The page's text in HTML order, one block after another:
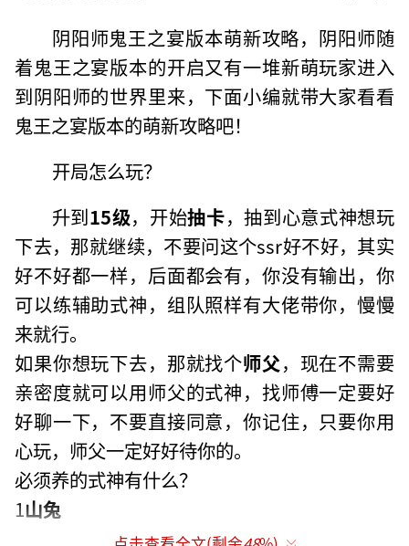
阴阳师鬼王之宴版本萌新攻略，阴阳师随
着鬼王之宴版本的开启又有一堆新萌玩家进入
到阴阳师的世界里来，下面小编就带大家看看
鬼王之宴版本的萌新攻略吧！
开局怎么玩？
升到15级，开始抽卡，抽到心意式神想玩
下去，那就继续，不要问这个ssr好不好，其实
好不好都一样，后面都会有，你没有输出，你
可以练辅助式神，组队照样有大佬带你，慢慢
来就行。
如果你想玩下去，那就找个师父，现在不需要
亲密度就可以用师父的式神，找师傅一定要好
好聊一下，不要直接同意，你记住，只要你用
心玩，师父一定好好待你的。
必须养的式神有什么？
1山兔